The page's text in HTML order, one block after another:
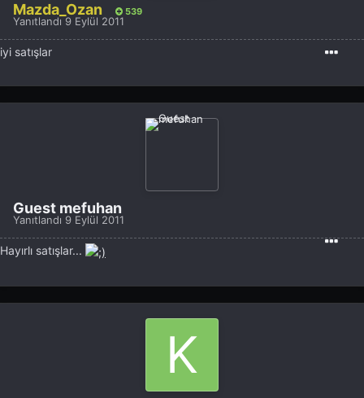
Mazda_Ozan 539
Yanıtlandı 9 Eylül 2011
iyi satışlar
Guest mefuhan
Yanıtlandı 9 Eylül 2011
Hayırlı satışlar...